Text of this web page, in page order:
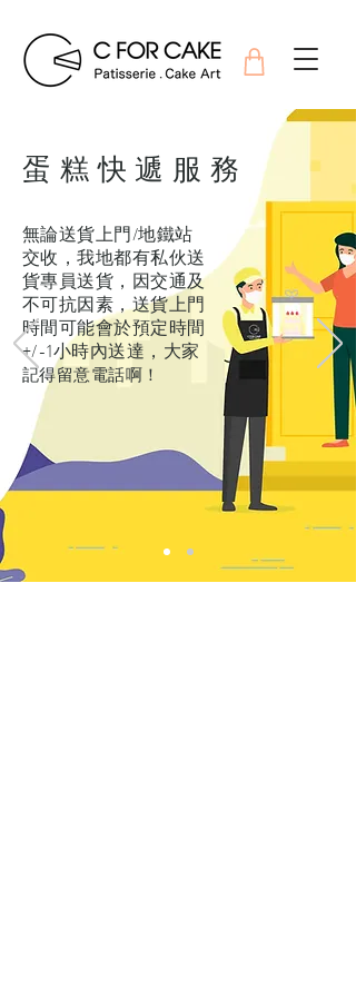
​蛋糕快遞服務
無論送貨上門/地鐵站
交收，我地都有私伙送
貨專員送貨，因交通及
不可抗因素，送貨上門
時間可能會於預定時間
+/-1小時內送達，大家
記得留意電話啊！